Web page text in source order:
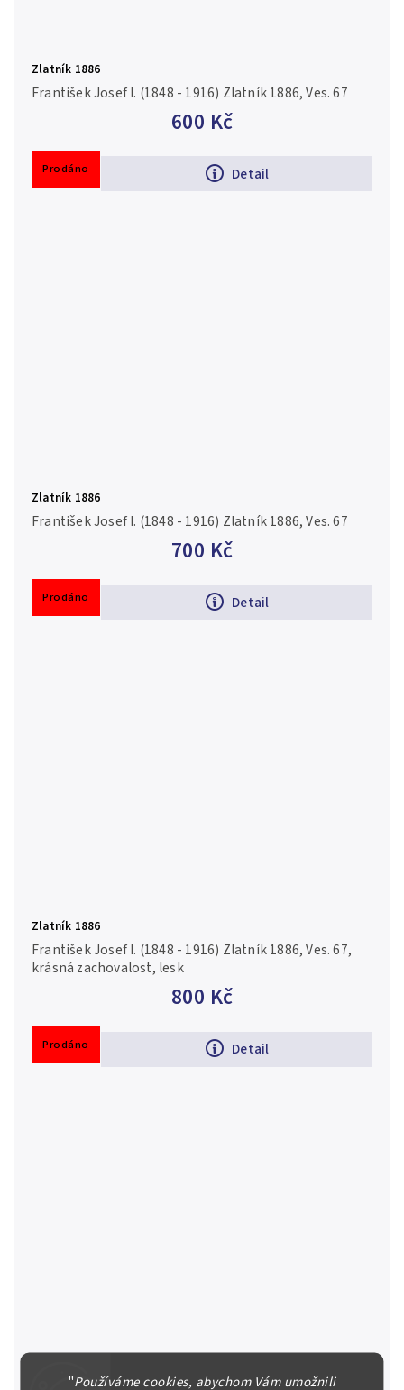
"Používáme cookies, abychom Vám umožnili
Zlatník 1886
600 Kč
Detail
František Josef I. (1848 - 1916) Zlatník 1886, Ves. 67
Prodáno
Zlatník 1886
700 Kč
Detail
František Josef I. (1848 - 1916) Zlatník 1886, Ves. 67
Prodáno
Zlatník 1886
800 Kč
Detail
František Josef I. (1848 - 1916) Zlatník 1886, Ves. 67,
krásná zachovalost, lesk
Prodáno
Zlatník 1886